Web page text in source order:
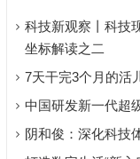
科技新观察丨科技
坐标解读之二
7天干完3个月的活
中国研发新一代超
阴和俊：深化科技